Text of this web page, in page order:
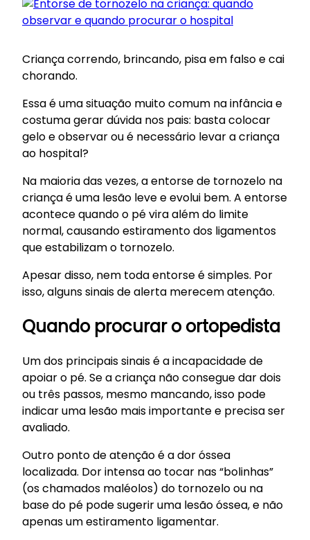
Criança correndo, brincando, pisa em falso e cai
chorando.
Essa é uma situação muito comum na infância e
costuma gerar dúvida nos pais: basta colocar
gelo e observar ou é necessário levar a criança
ao hospital?
Na maioria das vezes, a entorse de tornozelo na
criança é uma lesão leve e evolui bem. A entorse
acontece quando o pé vira além do limite
normal, causando estiramento dos ligamentos
que estabilizam o tornozelo.
Apesar disso, nem toda entorse é simples. Por
isso, alguns sinais de alerta merecem atenção.
Quando procurar o ortopedista
Um dos principais sinais é a incapacidade de
apoiar o pé. Se a criança não consegue dar dois
ou três passos, mesmo mancando, isso pode
indicar uma lesão mais importante e precisa ser
avaliado.
Outro ponto de atenção é a dor óssea
localizada. Dor intensa ao tocar nas “bolinhas”
(os chamados maléolos) do tornozelo ou na
base do pé pode sugerir uma lesão óssea, e não
apenas um estiramento ligamentar.